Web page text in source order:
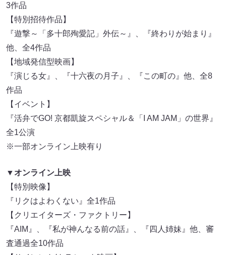
3作品
【特別招待作品】
『遊撃～「多十郎殉愛記」外伝～』、『終わりが始まり』
他、全4作品
【地域発信型映画】
『演じる女』、『十六夜の月子』、『この町の』他、全8
作品
【イベント】
『活弁でGO! 京都凱旋スペシャル＆「I AM JAM」の世界』
全1公演
※一部オンライン上映有り
▼オンライン上映
【特別映像】
『リクはよわくない』全1作品
【クリエイターズ・ファクトリー】
『AIM』、『私が神んなる前の話』、『四人姉妹』他、審
査通過全10作品